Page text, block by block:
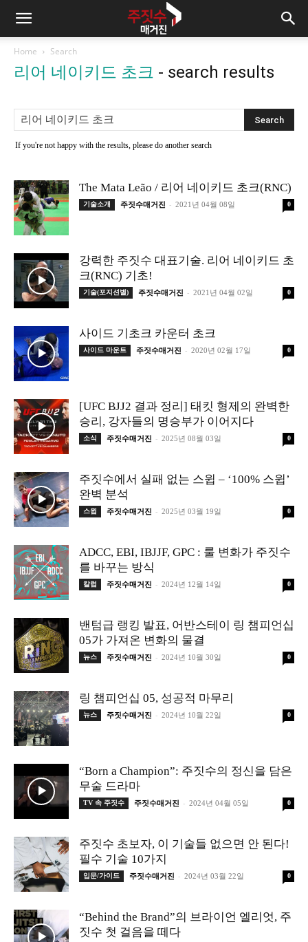
Home Search
리어 네이키드 초크 - search results
If you're not happy with the results, please do another search
The Mata Leão / 리어 네이키드 초크(RNC)
기술소개 주짓수매거진 - 2021년 04월 08일 0
강력한 주짓수 대표기술. 리어 네이키드 초
크(RNC) 기초!
기술(포지션별) 주짓수매거진 - 2021년 04월 02일 0
사이드 기초크 카운터 초크
사이드 마운트 주짓수매거진 - 2020년 02월 17일 0
[UFC BJJ2 결과 정리] 태킷 형제의 완벽한
승리, 강자들의 명승부가 이어지다
소식 주짓수매거진 - 2025년 08월 03일 0
주짓수에서 실패 없는 스윕 – ‘100% 스윕’
완벽 분석
스윕 주짓수매거진 - 2025년 03월 19일 0
ADCC, EBI, IBJJF, GPC : 룰 변화가 주짓수
를 바꾸는 방식
칼럼 주짓수매거진 - 2024년 12월 14일 0
밴텀급 랭킹 발표, 어반스테이 링 챔피언십
05가 가져온 변화의 물결
뉴스 주짓수매거진 - 2024년 10월 30일 0
링 챔피언십 05, 성공적 마무리
뉴스 주짓수매거진 - 2024년 10월 22일 0
“Born a Champion”: 주짓수의 정신을 담은
무술 드라마
TV 속 주짓수 주짓수매거진 - 2024년 04월 05일 0
주짓수 초보자, 이 기술들 없으면 안 된다!
필수 기술 10가지
입문/가이드 주짓수매거진 - 2024년 03월 22일 0
“Behind the Brand”의 브라이언 엘리엇, 주
짓수 첫 걸음을 떼다